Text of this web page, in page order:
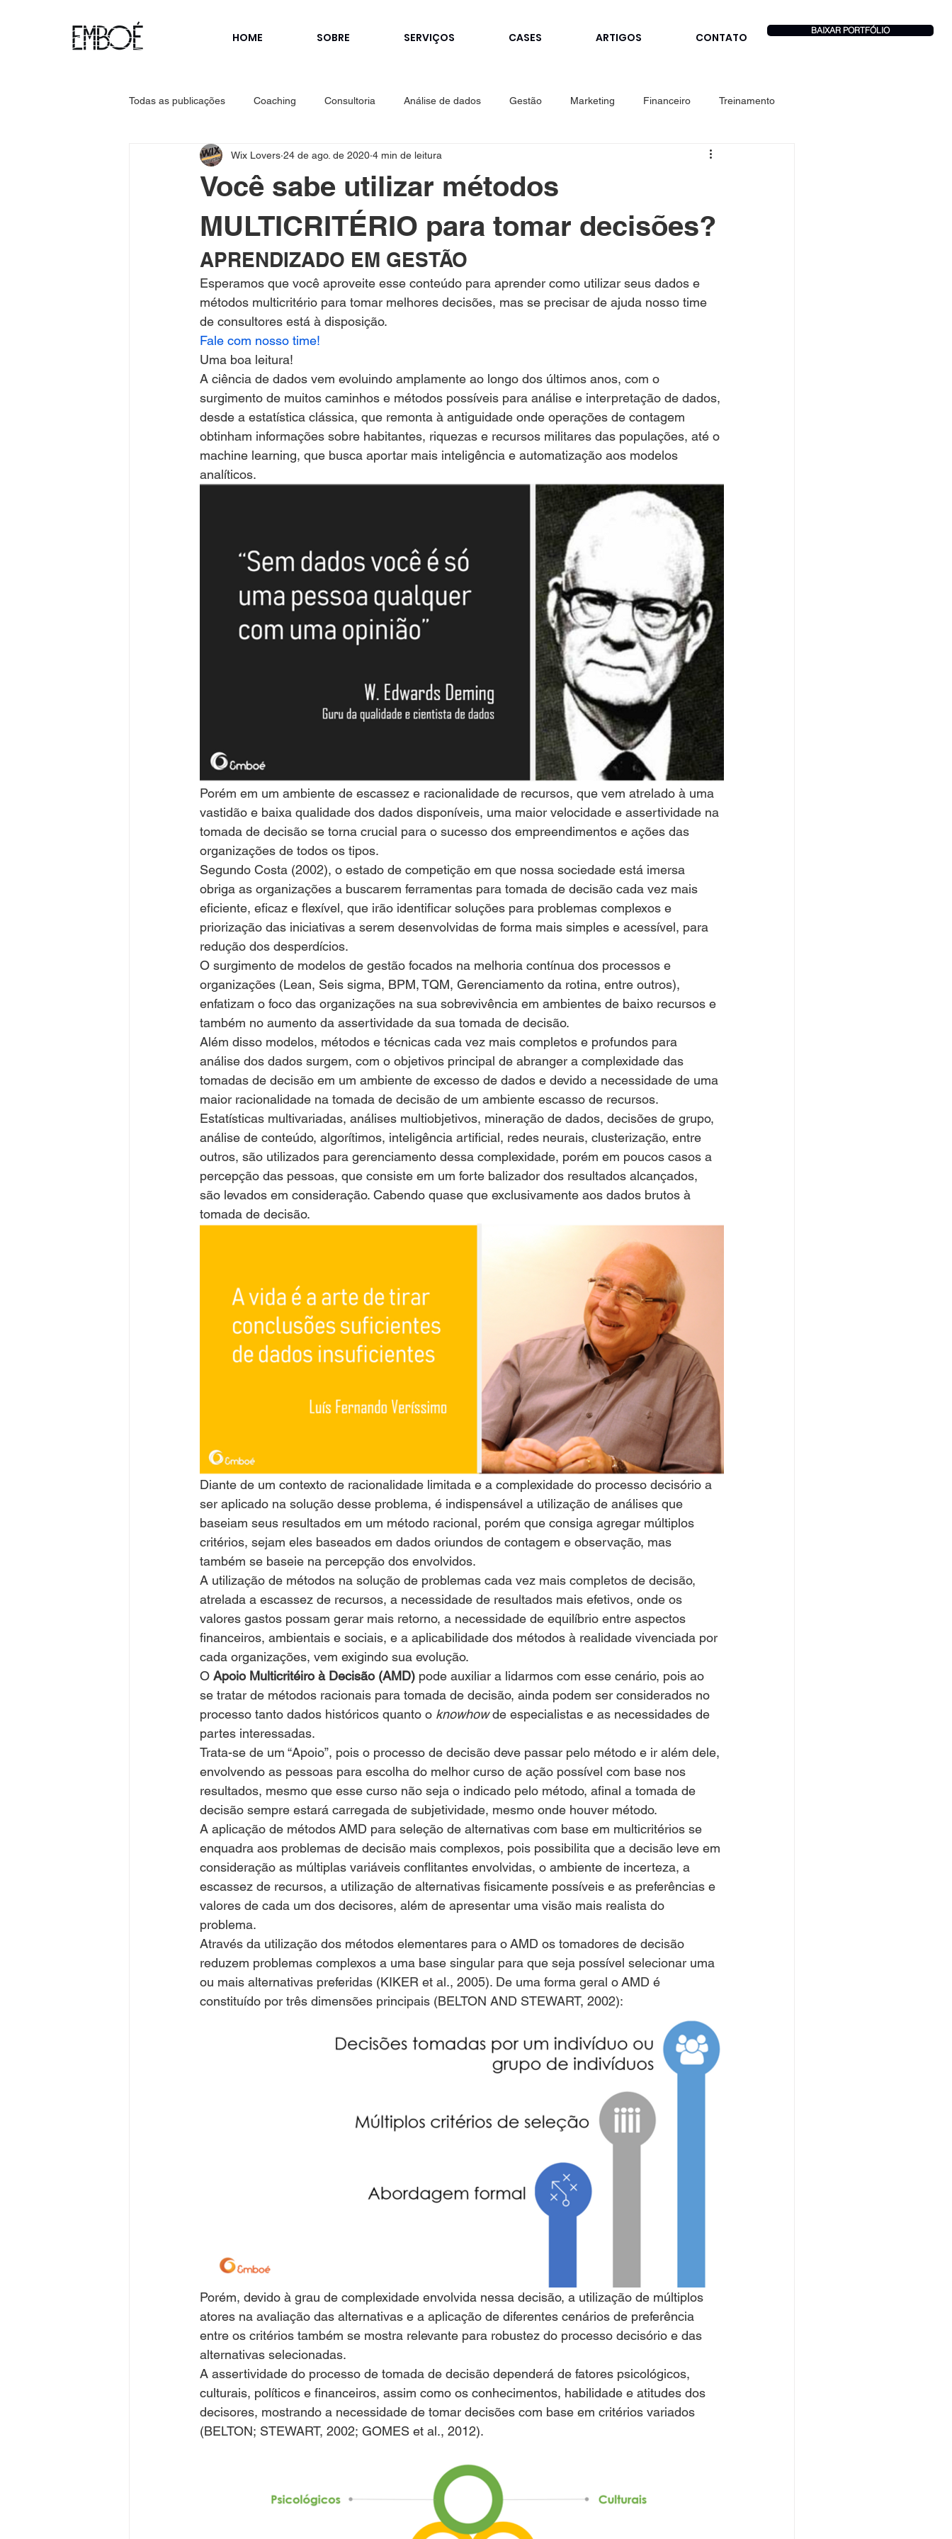
HOME SOBRE SERVIÇOS CASES ARTIGOS CONTATO
BAIXAR PORTFÓLIO
Todas as publicações Coaching Consultoria Análise de dados Gestão Marketing Financeiro Treinamento
Qualidade
Você sabe utilizar métodos
MULTICRITÉRIO para tomar decisões?
Wix Lovers 24 de ago. de 2020 4 min de leitura
APRENDIZADO EM GESTÃO
Esperamos que você aproveite esse conteúdo para aprender como utilizar seus dados e
métodos multicritério para tomar melhores decisões, mas se precisar de ajuda nosso time
de consultores está à disposição.
Fale com nosso time!
Uma boa leitura!
A ciência de dados vem evoluindo amplamente ao longo dos últimos anos, com o
surgimento de muitos caminhos e métodos possíveis para análise e interpretação de dados,
desde a estatística clássica, que remonta à antiguidade onde operações de contagem
obtinham informações sobre habitantes, riquezas e recursos militares das populações, até o
machine learning, que busca aportar mais inteligência e automatização aos modelos
analíticos.
Porém em um ambiente de escassez e racionalidade de recursos, que vem atrelado à uma
vastidão e baixa qualidade dos dados disponíveis, uma maior velocidade e assertividade na
tomada de decisão se torna crucial para o sucesso dos empreendimentos e ações das
organizações de todos os tipos.
Segundo Costa (2002), o estado de competição em que nossa sociedade está imersa
obriga as organizações a buscarem ferramentas para tomada de decisão cada vez mais
eficiente, eficaz e flexível, que irão identificar soluções para problemas complexos e
priorização das iniciativas a serem desenvolvidas de forma mais simples e acessível, para
redução dos desperdícios.
O surgimento de modelos de gestão focados na melhoria contínua dos processos e
organizações (Lean, Seis sigma, BPM, TQM, Gerenciamento da rotina, entre outros),
enfatizam o foco das organizações na sua sobrevivência em ambientes de baixo recursos e
também no aumento da assertividade da sua tomada de decisão.
Além disso modelos, métodos e técnicas cada vez mais completos e profundos para
análise dos dados surgem, com o objetivos principal de abranger a complexidade das
tomadas de decisão em um ambiente de excesso de dados e devido a necessidade de uma
maior racionalidade na tomada de decisão de um ambiente escasso de recursos.
Estatísticas multivariadas, análises multiobjetivos, mineração de dados, decisões de grupo,
análise de conteúdo, algorítimos, inteligência artificial, redes neurais, clusterização, entre
outros, são utilizados para gerenciamento dessa complexidade, porém em poucos casos a
percepção das pessoas, que consiste em um forte balizador dos resultados alcançados,
são levados em consideração. Cabendo quase que exclusivamente aos dados brutos à
tomada de decisão.
Diante de um contexto de racionalidade limitada e a complexidade do processo decisório a
ser aplicado na solução desse problema, é indispensável a utilização de análises que
baseiam seus resultados em um método racional, porém que consiga agregar múltiplos
critérios, sejam eles baseados em dados oriundos de contagem e observação, mas
também se baseie na percepção dos envolvidos.
A utilização de métodos na solução de problemas cada vez mais completos de decisão,
atrelada a escassez de recursos, a necessidade de resultados mais efetivos, onde os
valores gastos possam gerar mais retorno, a necessidade de equilíbrio entre aspectos
financeiros, ambientais e sociais, e a aplicabilidade dos métodos à realidade vivenciada por
cada organizações, vem exigindo sua evolução.
O Apoio Multicritéiro à Decisão (AMD) pode auxiliar a lidarmos com esse cenário, pois ao
se tratar de métodos racionais para tomada de decisão, ainda podem ser considerados no
processo tanto dados históricos quanto o knowhow de especialistas e as necessidades de
partes interessadas.
Trata-se de um “Apoio”, pois o processo de decisão deve passar pelo método e ir além dele,
envolvendo as pessoas para escolha do melhor curso de ação possível com base nos
resultados, mesmo que esse curso não seja o indicado pelo método, afinal a tomada de
decisão sempre estará carregada de subjetividade, mesmo onde houver método.
A aplicação de métodos AMD para seleção de alternativas com base em multicritérios se
enquadra aos problemas de decisão mais complexos, pois possibilita que a decisão leve em
consideração as múltiplas variáveis conflitantes envolvidas, o ambiente de incerteza, a
escassez de recursos, a utilização de alternativas fisicamente possíveis e as preferências e
valores de cada um dos decisores, além de apresentar uma visão mais realista do
problema.
Através da utilização dos métodos elementares para o AMD os tomadores de decisão
reduzem problemas complexos a uma base singular para que seja possível selecionar uma
ou mais alternativas preferidas (KIKER et al., 2005). De uma forma geral o AMD é
constituído por três dimensões principais (BELTON AND STEWART, 2002):
Porém, devido à grau de complexidade envolvida nessa decisão, a utilização de múltiplos
atores na avaliação das alternativas e a aplicação de diferentes cenários de preferência
entre os critérios também se mostra relevante para robustez do processo decisório e das
alternativas selecionadas.
A assertividade do processo de tomada de decisão dependerá de fatores psicológicos,
culturais, políticos e financeiros, assim como os conhecimentos, habilidade e atitudes dos
decisores, mostrando a necessidade de tomar decisões com base em critérios variados
(BELTON; STEWART, 2002; GOMES et al., 2012).